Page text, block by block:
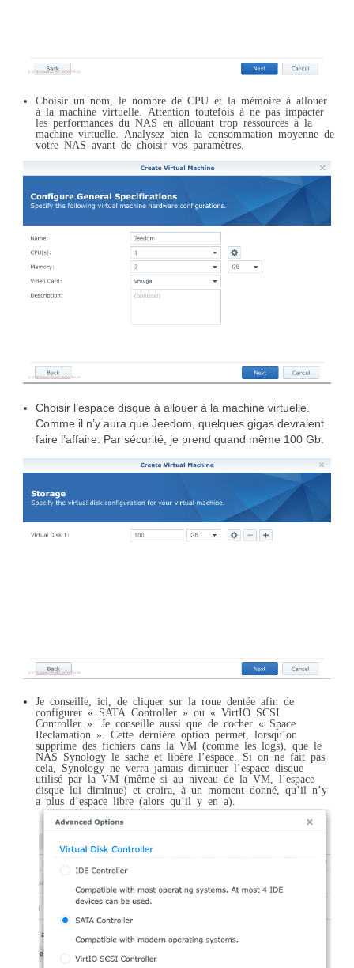
Choisir un nom, le nombre de CPU et la mémoire à allouer
à la machine virtuelle. Attention toutefois à ne pas impacter
les performances du NAS en allouant trop ressources à la
machine virtuelle. Analysez bien la consommation moyenne de
votre NAS avant de choisir vos paramètres.
Choisir l’espace disque à allouer à la machine virtuelle.
Comme il n’y aura que Jeedom, quelques gigas devraient
faire l’affaire. Par sécurité, je prend quand même 100 Gb.
Je conseille, ici, de cliquer sur la roue dentée afin de
configurer « SATA Controller » ou « VirtIO SCSI
Controller ». Je conseille aussi que de cocher « Space
Reclamation ». Cette dernière option permet, lorsqu’on
supprime des fichiers dans la VM (comme les logs), que le
NAS Synology le sache et libère l’espace. Si on ne fait pas
cela, Synology ne verra jamais diminuer l’espace disque
utilisé par la VM (même si au niveau de la VM, l’espace
disque lui diminue) et croira, à un moment donné, qu’il n’y
a plus d’espace libre (alors qu’il y en a).